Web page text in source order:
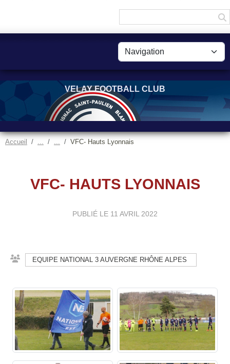
VELAY FOOTBALL CLUB
Accueil VFC- Hauts Lyonnais
VFC- HAUTS LYONNAIS
PUBLIÉ LE 11 AVRIL 2022
EQUIPE NATIONAL 3 AUVERGNE RHÔNE ALPES